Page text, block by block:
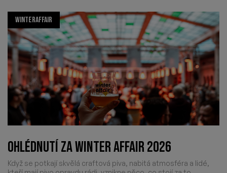
WINTERAFFAIR
OHLÉDNUTÍ ZA WINTER AFFAIR 2026
Když se potkají skvělá craftová piva, nabitá atmosféra a lidé,